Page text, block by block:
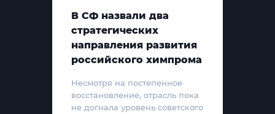
В СФ назвали два
стратегических
направления развития
российского химпрома
Несмотря на постепенное
восстановление, отрасль пока
не догнала уровень советского